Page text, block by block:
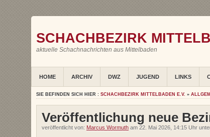
SCHACHBEZIRK
aktuelle Schachnachrichten aus Mittelbaden
HOME ARCHIV DWZ JUGEND LINKS
SIE BEFINDEN SICH HIER : SCHACHBEZIRK MITTELBADEN E.V. »
Veröffentlichung neue
veröffentlicht von: Marcus Wormuth am 22. Mai 2026, 14:15 Uhr